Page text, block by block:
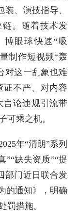
、演技指导、
。随着技术发
博眼球快速“吸
制作短视频“轰
对这一乱象也难
证不严、对内容
言论违规引流带
可乘之机。
年“清朗”系列
”“缺失资质”“提
部门近日联合发
的通知》，明确
罚措施。